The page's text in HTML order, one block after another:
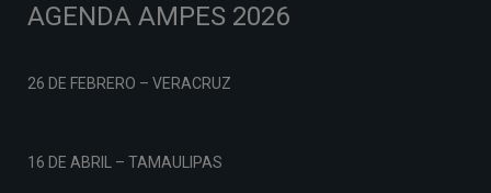
AGENDA AMPES 2026
26 DE FEBRERO – VERACRUZ
16 DE ABRIL – TAMAULIPAS